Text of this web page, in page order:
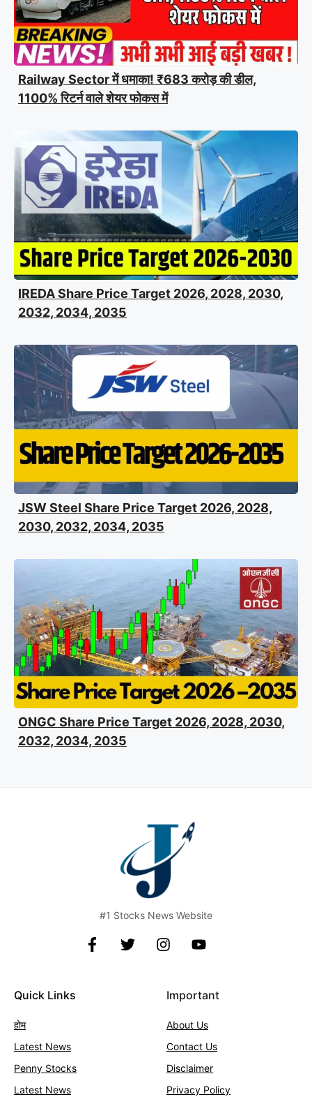
Railway Sector में धमाका! ₹683 करोड़ की डील,
1100% रिटर्न वाले शेयर फोकस में
IREDA Share Price Target 2026, 2028, 2030,
2032, 2034, 2035
JSW Steel Share Price Target 2026, 2028,
2030, 2032, 2034, 2035
ONGC Share Price Target 2026, 2028, 2030,
2032, 2034, 2035
#1 Stocks News Website
Quick Links
होम
Latest News
Penny Stocks
Latest News
Important
About Us
Contact Us
Disclaimer
Privacy Policy